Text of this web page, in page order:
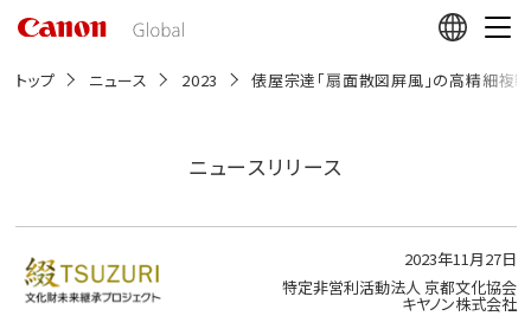
動
トップ ニュース 2023 俵屋宗達「扇面散図屏風」の高精細
ニュースリリース
2023年11月27日
特定非営利活動法人 京都文化協会
キヤノン株式会社